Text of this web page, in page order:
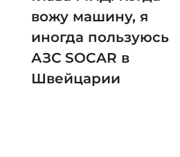
вожу машину, я
иногда пользуюсь
АЗС SOCAR в
Швейцарии